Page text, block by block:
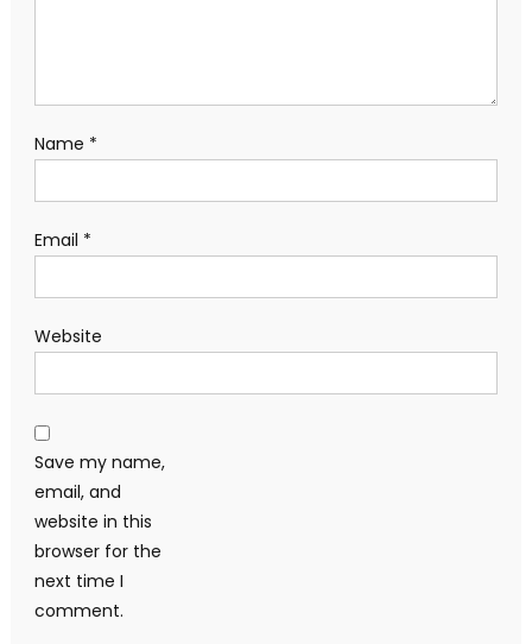
Name *
Email *
Website
Save my name,
email, and
website in this
browser for the
next time I
comment.